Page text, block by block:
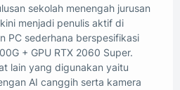
sekolah menengah jurusan
menjadi penulis aktif di
PC sederhana berspesifikasi
+ GPU RTX 2060 Super.
lain yang digunakan yaitu
AI canggih serta kamera